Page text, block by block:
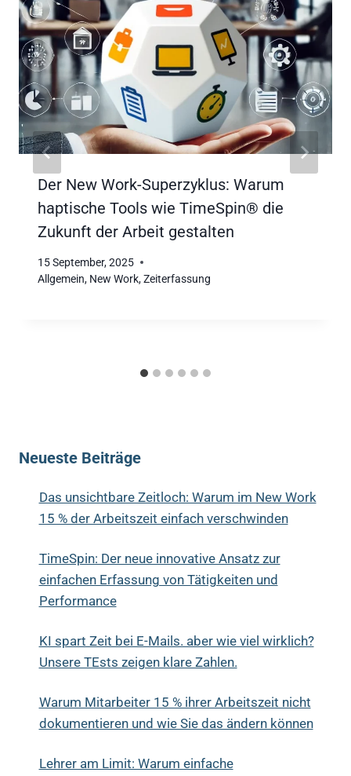
Der New Work-Superzyklus: Warum
haptische Tools wie TimeSpin® die
Zukunft der Arbeit gestalten
15 September, 2025
Allgemein, New Work,Zeiterfassung
Neueste Beiträge
Das unsichtbare Zeitloch: Warum im New Work
15 % der Arbeitszeit einfach verschwinden
TimeSpin: Der neue innovative Ansatz zur
einfachen Erfassung von Tätigkeiten und
Performance
KI spart Zeit bei E-Mails. aber wie viel wirklich?
Unsere TEsts zeigen klare Zahlen.
Warum Mitarbeiter 15 % ihrer Arbeitszeit nicht
dokumentieren und wie Sie das ändern können
Lehrer am Limit: Warum einfache